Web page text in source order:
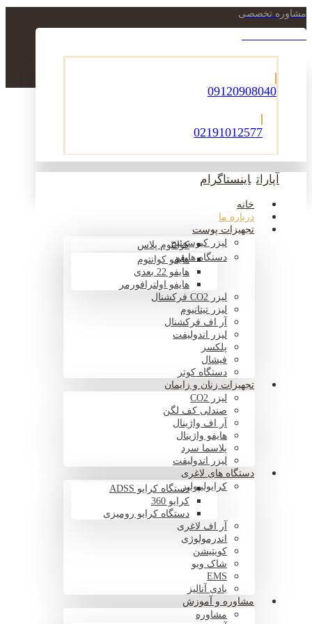
مشاوره تخصصی
09120908040
02191012577
آپارات اینستاگرام
خانه
درباره ما
تجهیزات پوست
لیزر کیوسوئیچکوانتوم پلاس
دستگاه هایفوهایفو کوانتوم
هایفو 22 بعدی
هایفو اولترافورمر
لیزر CO2 فرکشنال
لیزر تیتانیوم
آر اف فرکشنال
لیزر اندولیفت
پلکسر
فیشال
دستگاه کوتر
تجهیزات زنان و زایمان
لیزر CO2
صندلی کف لگن
آر اف واژینال
هایفو واژینال
پلاسما سرد
لیزر اندولیفت
دستگاه های لاغری
کرایولیپولیزدستگاه کرایو ADSS
کرایو 360
دستگاه کرایو رومیزی
آر اف لاغری
اندرمولوژی
کویتیشن
شاک ویو
EMS
بادی آنالیز
مشاوره و آموزش
مشاوره